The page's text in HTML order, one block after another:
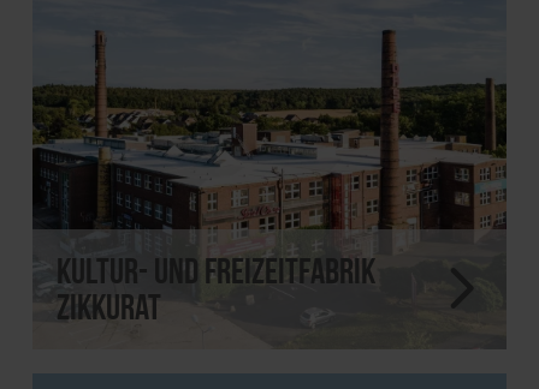
Kultur- und Freizeitfabrik
Zikkurat